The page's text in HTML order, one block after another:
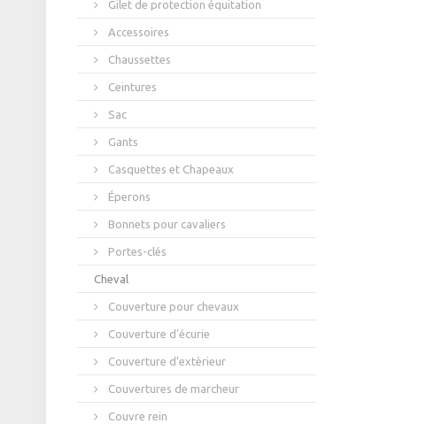
Gilet de protection équitation
Accessoires
Chaussettes
Ceintures
Sac
Gants
Casquettes et Chapeaux
Éperons
Bonnets pour cavaliers
Portes-clés
Cheval
Couverture pour chevaux
Couverture d'écurie
Couverture d'extèrieur
Couvertures de marcheur
Couvre rein